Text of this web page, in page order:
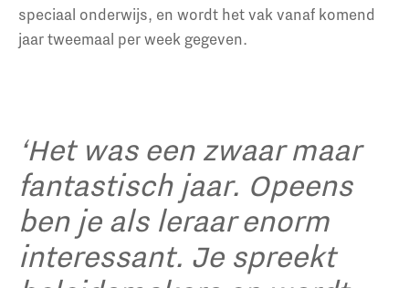
speciaal onderwijs, en wordt het vak vanaf komend
jaar tweemaal per week gegeven.
‘Het was een zwaar maar
fantastisch jaar. Opeens
ben je als leraar enorm
interessant. Je spreekt